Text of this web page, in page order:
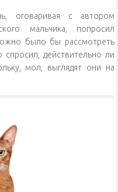
оговаривая с автором
мальчика, попросил
было бы рассмотреть
спросил, действительно ли
мол, выглядят они на